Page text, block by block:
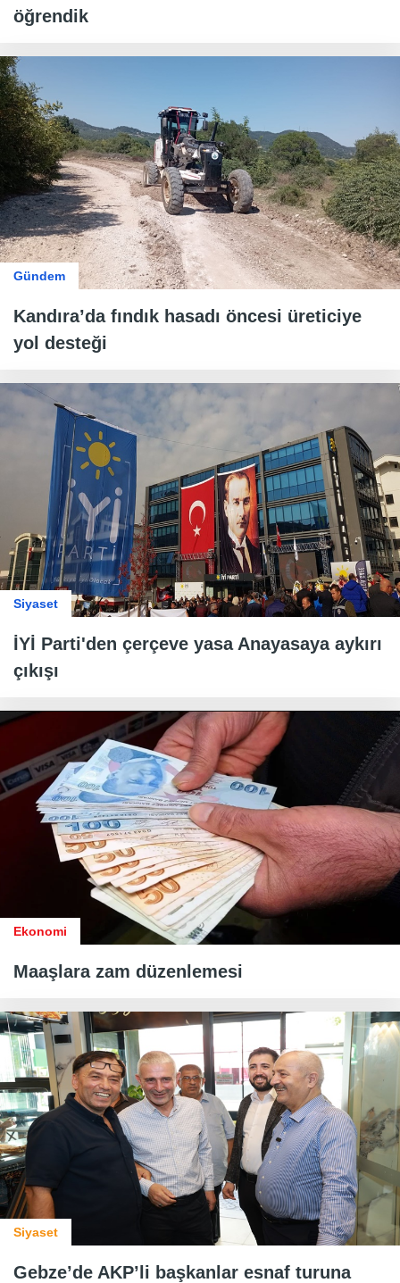
öğrendik
Gündem
Kandıra’da fındık hasadı öncesi üreticiye
yol desteği
Siyaset
İYİ Parti'den çerçeve yasa Anayasaya aykırı
çıkışı
Ekonomi
Maaşlara zam düzenlemesi
Siyaset
Gebze’de AKP’li başkanlar esnaf turuna